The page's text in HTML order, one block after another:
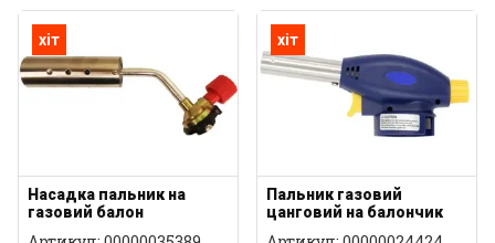
хіт
Насадка пальник на
газовий балон
хіт
Пальник газовий
цанговий на балончик